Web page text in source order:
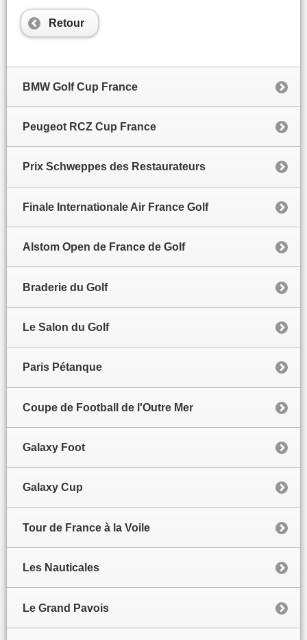
Retour
BMW Golf Cup France
Peugeot RCZ Cup France
Prix Schweppes des Restaurateurs
Finale Internationale Air France Golf
Alstom Open de France de Golf
Braderie du Golf
Le Salon du Golf
Paris Pétanque
Coupe de Football de l'Outre Mer
Galaxy Foot
Galaxy Cup
Tour de France à la Voile
Les Nauticales
Le Grand Pavois